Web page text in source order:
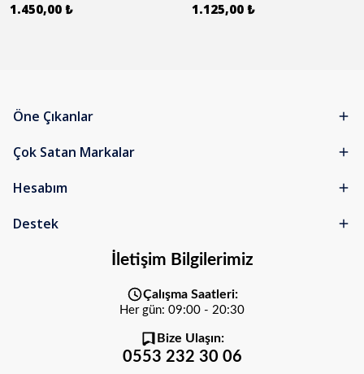
1.450,00 ₺ 1.125,00 ₺
Öne Çıkanlar
Çok Satan Markalar
Hesabım
Destek
İletişim Bilgilerimiz
Çalışma Saatleri:
Her gün: 09:00 - 20:30
Bize Ulaşın:
0553 232 30 06